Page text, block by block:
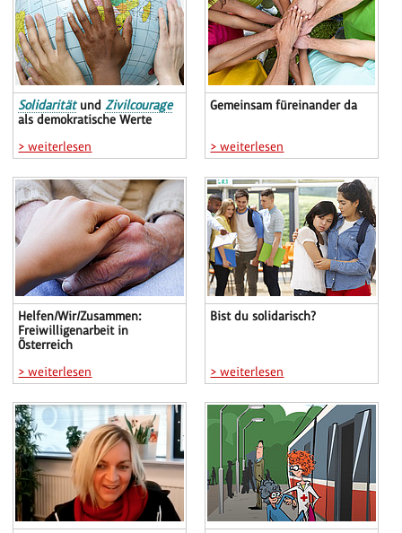
Solidaritätund Zivilcourage
als demokratische Werte
> weiterlesen
Gemeinsam füreinander da
> weiterlesen
Helfen/Wir/Zusammen:
Freiwilligenarbeit in
Österreich
> weiterlesen
Bist du solidarisch?
> weiterlesen